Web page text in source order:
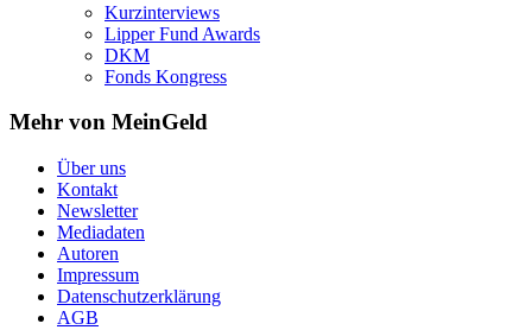
Kurzinterviews
Lipper Fund Awards
DKM
Fonds Kongress
Mehr von MeinGeld
Über uns
Kontakt
Newsletter
Mediadaten
Autoren
Impressum
Datenschutzerklärung
AGB